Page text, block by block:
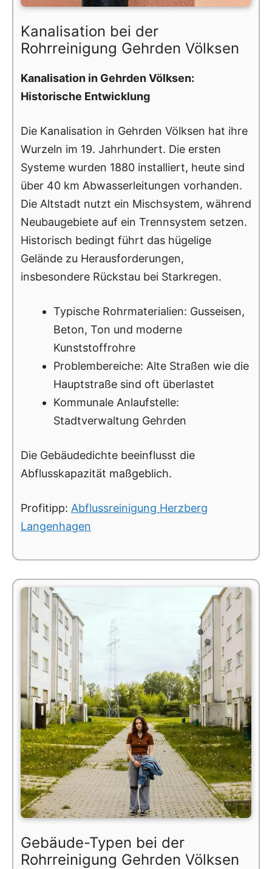
Kanalisation bei der
Rohrreinigung Gehrden Völksen
Kanalisation in Gehrden Völksen:
Historische Entwicklung
Die Kanalisation in Gehrden Völksen hat ihre
Wurzeln im 19. Jahrhundert. Die ersten
Systeme wurden 1880 installiert, heute sind
über 40 km Abwasserleitungen vorhanden.
Die Altstadt nutzt ein Mischsystem, während
Neubaugebiete auf ein Trennsystem setzen.
Historisch bedingt führt das hügelige
Gelände zu Herausforderungen,
insbesondere Rückstau bei Starkregen.
Typische Rohrmaterialien: Gusseisen,
Beton, Ton und moderne
Kunststoffrohre
Problembereiche: Alte Straßen wie die
Hauptstraße sind oft überlastet
Kommunale Anlaufstelle:
Stadtverwaltung Gehrden
Die Gebäudedichte beeinflusst die
Abflusskapazität maßgeblich.
Profitipp: Abflussreinigung Herzberg
Langenhagen
Gebäude-Typen bei der
Rohrreinigung Gehrden Völksen